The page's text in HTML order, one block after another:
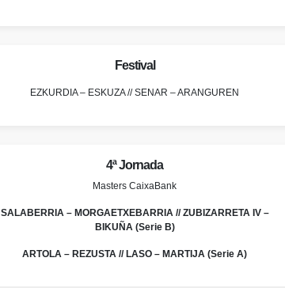
Festival
EZKURDIA – ESKUZA // SENAR – ARANGUREN
4ª Jornada
Masters CaixaBank
SALABERRIA – MORGAETXEBARRIA // ZUBIZARRETA IV –
BIKUÑA (Serie B)
ARTOLA – REZUSTA // LASO – MARTIJA (Serie A)